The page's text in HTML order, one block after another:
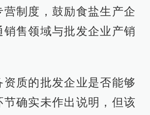
营制度，鼓励食盐生产企
销售领域与批发企业产销
资质的批发企业是否能够
节确实未作出说明，但该